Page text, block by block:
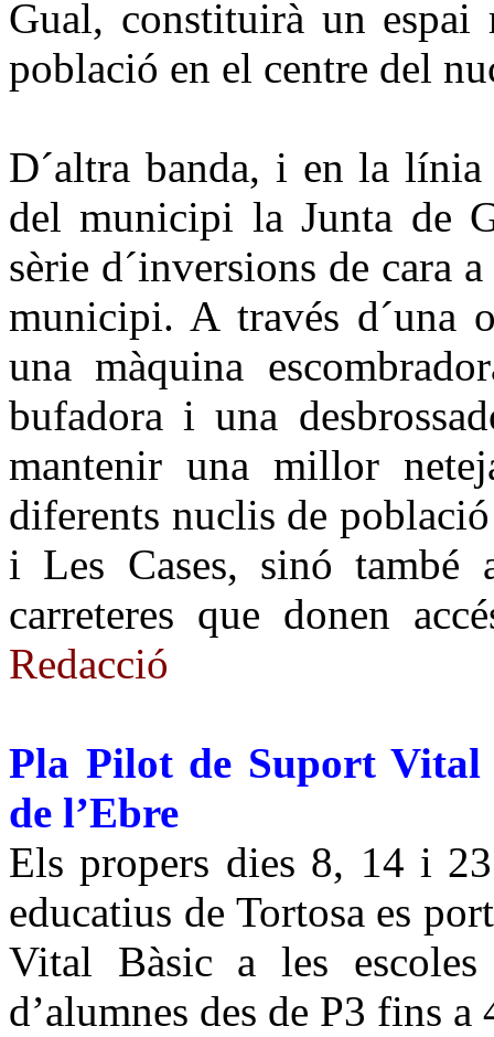
Gual, constituirà un
població en el centre del
D´altra banda, i en la
del municipi la Junta de
sèrie d´inversions de cara
municipi. A través d´una
una màquina
bufadora i una
mantenir una millor
diferents nuclis de
i Les Cases, sinó també
carreteres que donen
Redacció
Pla Pilot de Suport Vital
de l’Ebre
Els propers dies 8, 14 i
educatius de Tortosa es
Vital Bàsic a les
d’alumnes des de P3 fins a